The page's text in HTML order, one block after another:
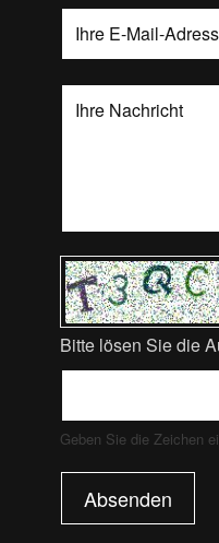
Bitte lösen Sie die
Geben Sie die Zeichen
Absenden